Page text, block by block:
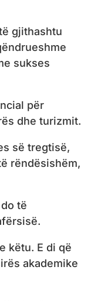
gjithashtu
sukses
për
dhe turizmit.
së tregtisë,
rëndësishëm,
të
këtu. E di që
akademike